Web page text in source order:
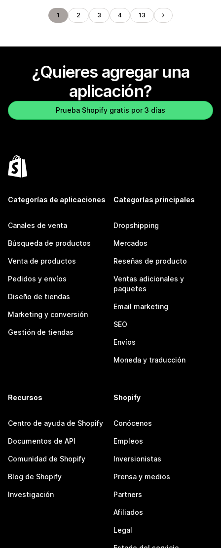
1 2 3 4 13
¿Quieres agregar una
aplicación?
Prueba Shopify gratis por 3 días
Categorías de aplicaciones
Canales de venta
Búsqueda de productos
Venta de productos
Pedidos y envíos
Diseño de tiendas
Marketing y conversión
Gestión de tiendas
Categorías principales
Dropshipping
Mercados
Reseñas de producto
Ventas adicionales y
paquetes
Email marketing
SEO
Envíos
Moneda y traducción
Recursos
Centro de ayuda de Shopify
Documentos de API
Comunidad de Shopify
Blog de Shopify
Investigación
Shopify
Conócenos
Empleos
Inversionistas
Prensa y medios
Partners
Afiliados
Legal